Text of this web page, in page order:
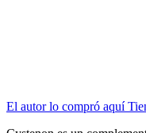
El autor lo compró aquí